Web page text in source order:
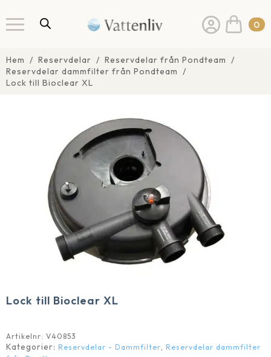
0
Hem Reservdelar
Reservdelar från Pondteam
Reservdelar dammfilter från Pondteam
Lock till Bioclear XL
Lock till Bioclear XL
Artikelnr: V40853
Kategorier: Reservdelar - Dammfilter, Reservdelar dammfilter